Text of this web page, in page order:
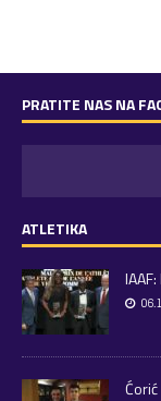
PRATITE NAS NA
ATLETIKA